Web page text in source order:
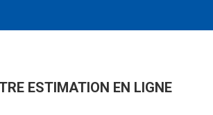
ESTIMATION EN LIGNE